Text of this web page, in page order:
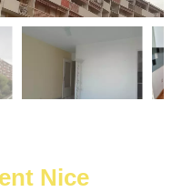
Nice